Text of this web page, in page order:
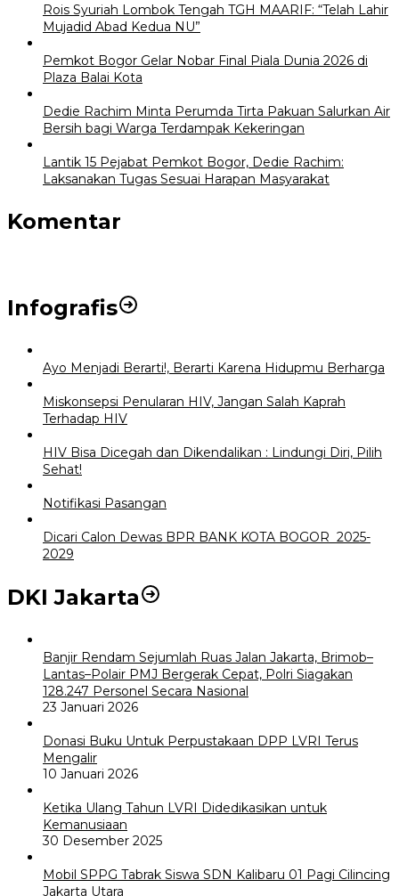
Rois Syuriah Lombok Tengah TGH MAARIF: “Telah Lahir
Mujadid Abad Kedua NU”
Pemkot Bogor Gelar Nobar Final Piala Dunia 2026 di
Plaza Balai Kota
Dedie Rachim Minta Perumda Tirta Pakuan Salurkan Air
Bersih bagi Warga Terdampak Kekeringan
Lantik 15 Pejabat Pemkot Bogor, Dedie Rachim:
Laksanakan Tugas Sesuai Harapan Masyarakat
Komentar
Infografis
Ayo Menjadi Berarti!, Berarti Karena Hidupmu Berharga
Miskonsepsi Penularan HIV, Jangan Salah Kaprah
Terhadap HIV
HIV Bisa Dicegah dan Dikendalikan : Lindungi Diri, Pilih
Sehat!
Notifikasi Pasangan
Dicari Calon Dewas BPR BANK KOTA BOGOR 2025-
2029
DKI Jakarta
Banjir Rendam Sejumlah Ruas Jalan Jakarta, Brimob–
Lantas–Polair PMJ Bergerak Cepat, Polri Siagakan
128.247 Personel Secara Nasional
23 Januari 2026
Donasi Buku Untuk Perpustakaan DPP LVRI Terus
Mengalir
10 Januari 2026
Ketika Ulang Tahun LVRI Didedikasikan untuk
Kemanusiaan
30 Desember 2025
Mobil SPPG Tabrak Siswa SDN Kalibaru 01 Pagi Cilincing
Jakarta Utara